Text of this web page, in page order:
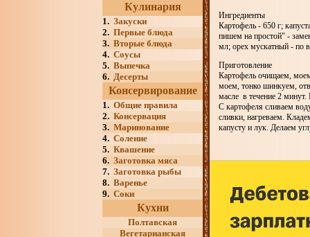
Кулинария
1. Закуски
2. Первые блюда
3. Вторые блюда
4. Соусы
5. Выпечка
6. Десерты
Консервирование
1. Общие правила
2. Консервация
3. Маринование
4. Соление
5. Квашение
6. Заготовка мяса
7. Заготовка рыбы
8. Варенье
9. Соки
Кухни
Полтавская
Вегетарианская
Ингредиенты
Картофель - 650 г;
пишем на простой" -
мл; орех мускатный - по
Приготовление
Картофель очищаем,
моем, тонко шинкуем,
масле в течение 2
С картофеля сливаем
сливки, нагреваем.
капусту и лук. Делаем